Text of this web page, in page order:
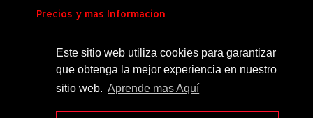
Este sitio web utiliza cookies para garantizar
que obtenga la mejor experiencia en nuestro
sitio web. Aprende mas Aquí
Precios y mas Informacion
SÍGUENOS